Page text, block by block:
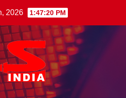
2026 1:47:21 PM